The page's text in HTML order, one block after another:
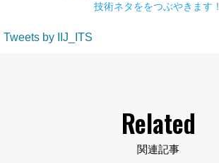
技術ネタををつぶやきます！
Tweets by IIJ_ITS
Related
関連記事